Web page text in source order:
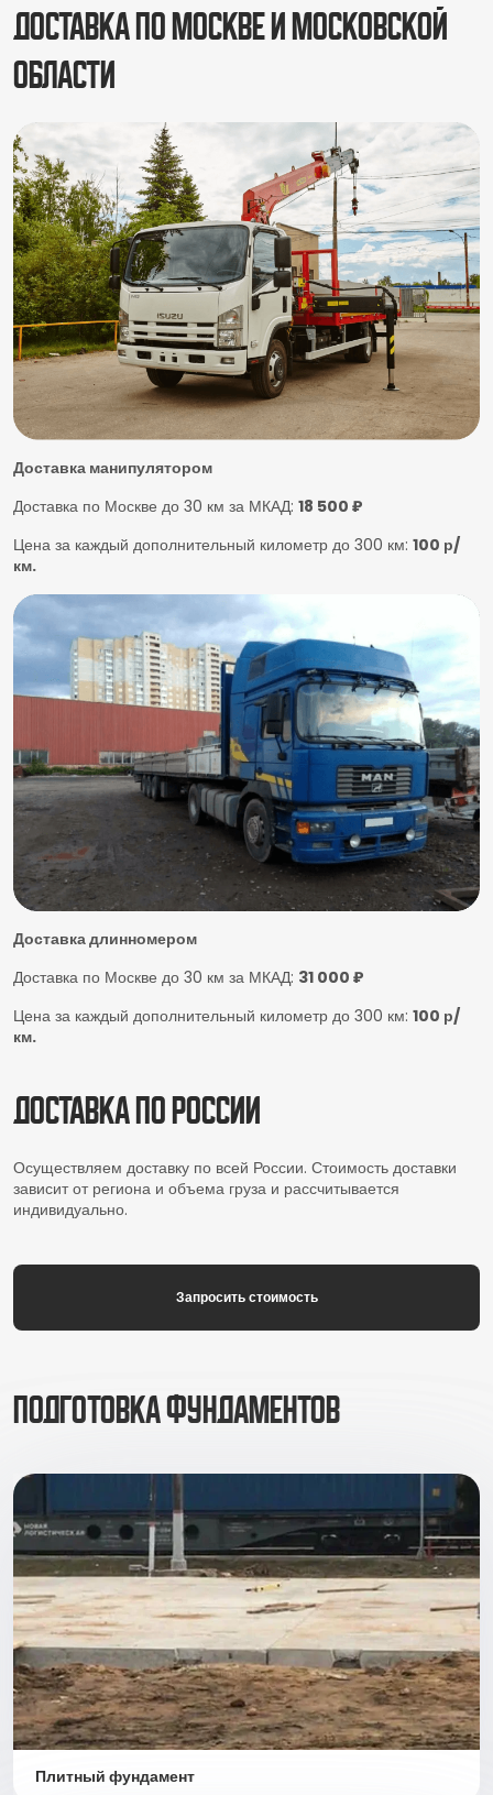
Доставка по Москве и Московской
области
Доставка манипулятором
Доставка по Москве до 30 км за МКАД: 18 500 ₽
Цена за каждый дополнительный километр до 300 км: 100 р/
км.
Доставка длинномером
Доставка по Москве до 30 км за МКАД: 31 000 ₽
Цена за каждый дополнительный километр до 300 км: 100 р/
км.
Доставка по России
Осуществляем доставку по всей России. Стоимость доставки
зависит от региона и объема груза и рассчитывается
индивидуально.
Запросить стоимость
Подготовка фундаментов
Плитный фундамент